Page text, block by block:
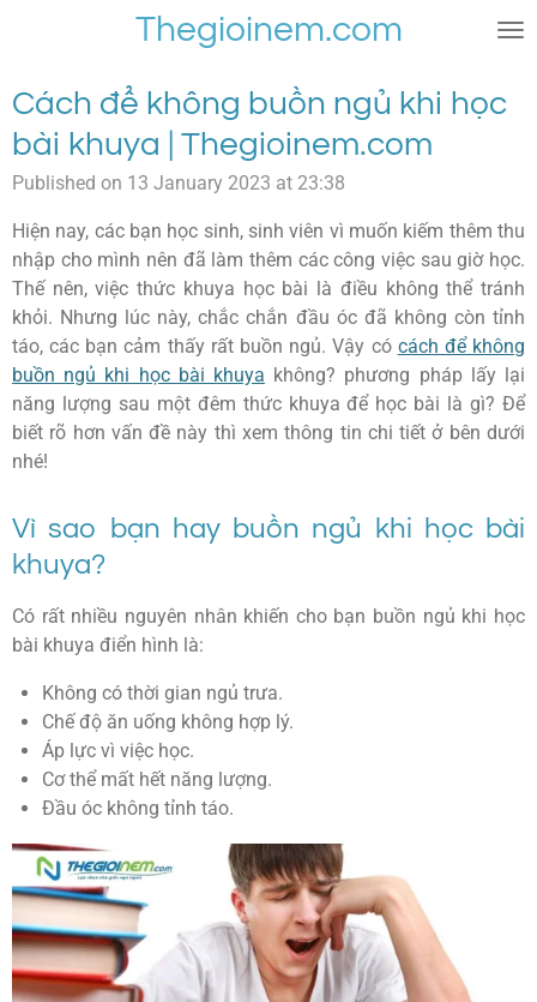
content
Thegioinem.com
Cách để không buồn ngủ khi học
bài khuya | Thegioinem.com
Published on 13 January 2023 at 23:38
Hiện nay, các bạn học sinh, sinh viên vì muốn kiếm thêm thu
nhập cho mình nên đã làm thêm các công việc sau giờ học.
Thế nên, việc thức khuya học bài là điều không thể tránh
khỏi. Nhưng lúc này, chắc chắn đầu óc đã không còn tỉnh
táo, các bạn cảm thấy rất buồn ngủ. Vậy có cách để không
buồn ngủ khi học bài khuya không? phương pháp lấy lại
năng lượng sau một đêm thức khuya để học bài là gì? Để
biết rõ hơn vấn đề này thì xem thông tin chi tiết ở bên dưới
nhé!
Vì sao bạn hay buồn ngủ khi học bài
khuya?
Có rất nhiều nguyên nhân khiến cho bạn buồn ngủ khi học
bài khuya điển hình là:
Không có thời gian ngủ trưa.
Chế độ ăn uống không hợp lý.
Áp lực vì việc học.
Cơ thể mất hết năng lượng.
Đầu óc không tỉnh táo.